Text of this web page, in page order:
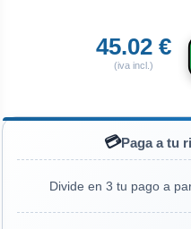
45.02 €
(iva incl.)
💳Paga a tu
Divide en 3 tu pago a